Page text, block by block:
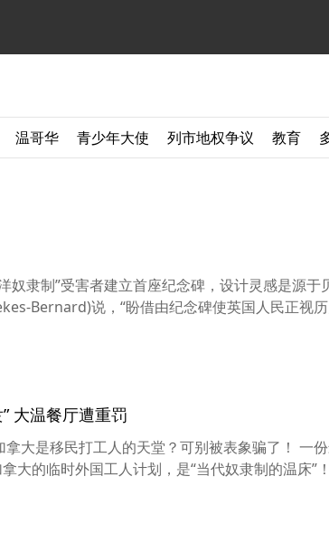
温哥华 青少年大使 列市地权争议 教育
奴隶制”受害者建立首座纪念碑，设计灵感是源于
Bernard)说，“盼借由纪念碑使英国人民正视
大温餐厅遭重罚
大是移民打工人的天堂？可别被表象骗了！ 一
大的临时外国工人计划，是“当代奴隶制的温床”